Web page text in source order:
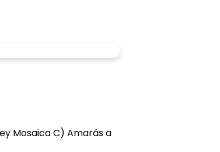
Mosaica C) Amarás a